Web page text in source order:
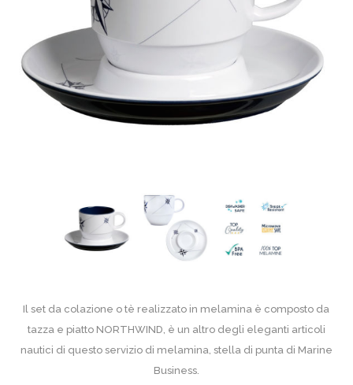
Il set da colazione o tè realizzato in melamina è composto da
tazza e piatto NORTHWIND, è un altro degli eleganti articoli
nautici di questo servizio di melamina, stella di punta di Marine
Business.